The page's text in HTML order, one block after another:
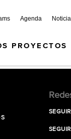
Agenda
PROYECTOS